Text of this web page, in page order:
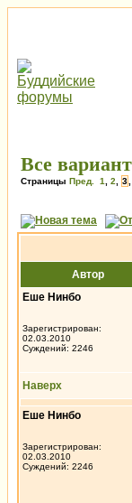
Все
Страницы Пред. 1 2 3
Автор
Еше Нинбо
Зарегистрирован:
02.03.2010
Суждений: 2246
Наверх
Еше Нинбо
Зарегистрирован:
02.03.2010
Суждений: 2246